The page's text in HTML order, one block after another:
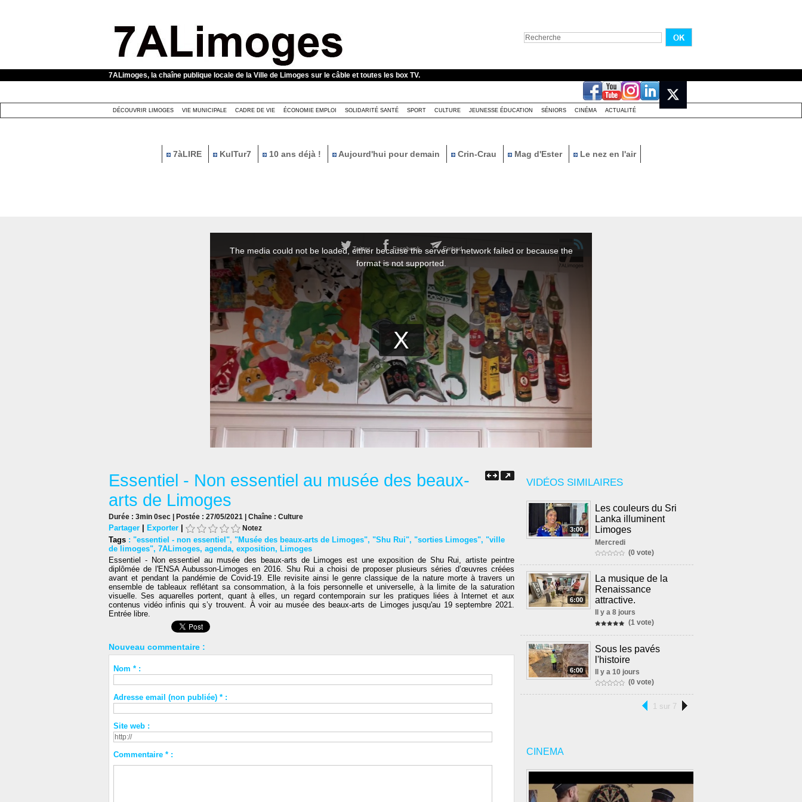
7ALimoges, la chaîne publique locale de la Ville de Limoges sur le câble et toutes les box TV.
DÉCOUVRIR LIMOGES VIE MUNICIPALE CADRE DE VIE ÉCONOMIE EMPLOI SOLIDARITÉ SANTÉ SPORT CULTURE JEUNESSE ÉDUCATION SÉNIORS CINÉMA ACTUALITÉ
7àLIRE KulTur7 10 ans déjà ! Aujourd'hui pour demain Crin-Crau Mag d'Ester Le nez en l'air
VIDÉOS SIMILAIRES
3:00
Les couleurs du Sri
Lanka illuminent
Limoges
Mercredi
(0 vote)
6:00
La musique de la
Renaissance
attractive.
Il y a 8 jours
(1 vote)
6:00
Sous les pavés
l'histoire
Il y a 10 jours
(0 vote)
1 sur 7
CINEMA
Essentiel - Non essentiel au musée des beaux-
arts de Limoges
Durée : 3min 0sec | Postée : 27/05/2021 | Chaîne : Culture
Partager | Exporter | Notez
Tags : "essentiel - non essentiel", "Musée des beaux-arts de Limoges", "Shu Rui", "sorties Limoges", "ville
de limoges", 7ALimoges, agenda, exposition, Limoges
Essentiel - Non essentiel au musée des beaux-arts de Limoges est une exposition de Shu Rui, artiste peintre
diplômée de l'ENSA Aubusson-Limoges en 2016. Shu Rui a choisi de proposer plusieurs séries d’œuvres créées
avant et pendant la pandémie de Covid-19. Elle revisite ainsi le genre classique de la nature morte à travers un
ensemble de tableaux reflétant sa consommation, à la fois personnelle et universelle, à la limite de la saturation
visuelle. Ses aquarelles portent, quant à elles, un regard contemporain sur les pratiques liées à Internet et aux
contenus vidéo infinis qui s’y trouvent. À voir au musée des beaux-arts de Limoges jusqu'au 19 septembre 2021.
Entrée libre.
Nouveau commentaire :
Nom * :
Adresse email (non publiée) * :
Site web :
Commentaire * :